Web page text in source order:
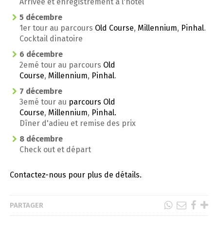
5 décembre
1er tour au parcours Old Course, Millennium, Pinhal.
Cocktail dinatoire
6 décembre
2emé tour au parcours Old
Course, Millennium, Pinhal.
7 décembre
3emé tour au parcours Old
Course, Millennium, Pinhal.
Dîner d'adieu et remise des prix
8 décembre
Check out et départ
Contactez-nous pour plus de détails.
PARTAGER